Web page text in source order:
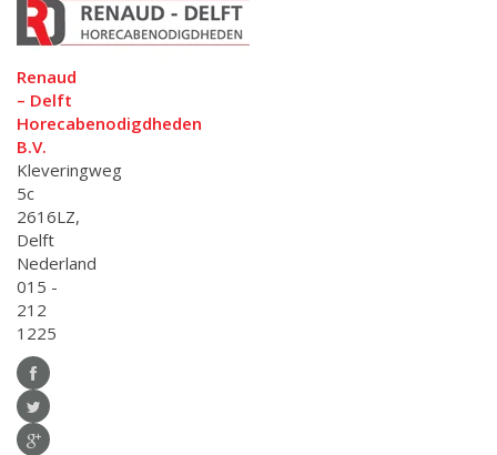
Renaud
– Delft
Horecabenodigdheden
B.V.
Kleveringweg
5c
2616LZ,
Delft
Nederland
015 -
212
1225